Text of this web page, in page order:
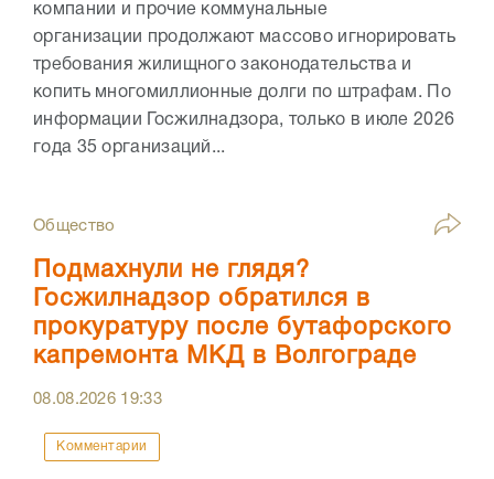
компании и прочие коммунальные
организации продолжают массово игнорировать
требования жилищного законодательства и
копить многомиллионные долги по штрафам. По
информации Госжилнадзора, только в июле 2026
года 35 организаций...
Общество
Подмахнули не глядя?
Госжилнадзор обратился в
прокуратуру после бутафорского
капремонта МКД в Волгограде
08.08.2026 19:33
Комментарии